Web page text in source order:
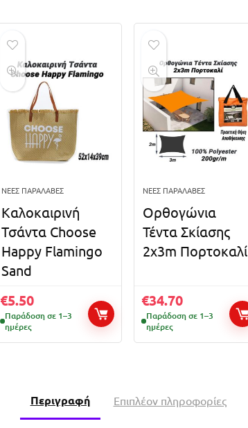
ΝΈΕΣ ΠΑΡΑΛΑΒΈΣ
Καλοκαιρινή
Τσάντα Choose
Happy Flamingo
Sand
€5.50
Παράδοση σε 1–3
ημέρες
ΝΈΕΣ ΠΑΡΑΛΑΒΈΣ
Ορθογώνια
Τέντα Σκίασης
2x3m Πορτοκαλί
€34.70
Παράδοση σε 1–3
ημέρες
Περιγραφή Επιπλέον πληροφορίες